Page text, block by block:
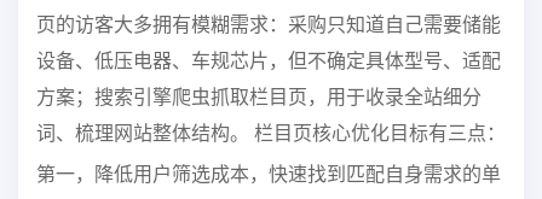
页的访客大多拥有模糊需求：采购只知道自己需要储能
设备、低压电器、车规芯片，但不确定具体型号、适配
方案；搜索引擎爬虫抓取栏目页，用于收录全站细分
词、梳理网站整体结构。 栏目页核心优化目标有三点：
第一，降低用户筛选成本，快速找到匹配自身需求的单